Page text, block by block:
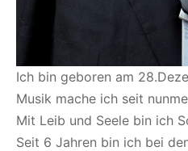
Ich bin geboren am
Musik mache ich seit
Mit Leib und Seele bin ich
Seit 6 Jahren bin ich bei